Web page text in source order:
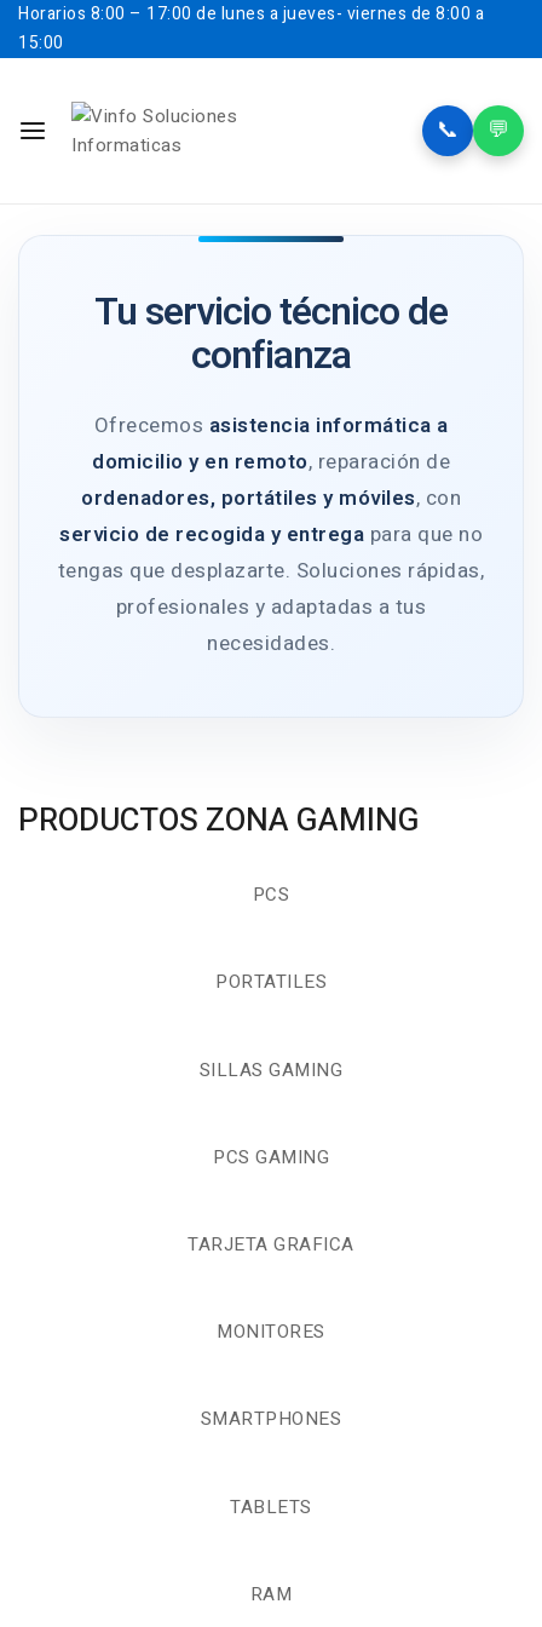
Horarios 8:00 – 17:00 de lunes a jueves- viernes de 8:00 a
15:00
📞 💬
Tu servicio técnico de
confianza
Ofrecemos asistencia informática a
domicilio y en remoto, reparación de
ordenadores, portátiles y móviles, con
servicio de recogida y entrega para que no
tengas que desplazarte. Soluciones rápidas,
profesionales y adaptadas a tus
necesidades.
PRODUCTOS ZONA GAMING
PCS
PORTATILES
SILLAS GAMING
PCS GAMING
TARJETA GRAFICA
MONITORES
SMARTPHONES
TABLETS
RAM